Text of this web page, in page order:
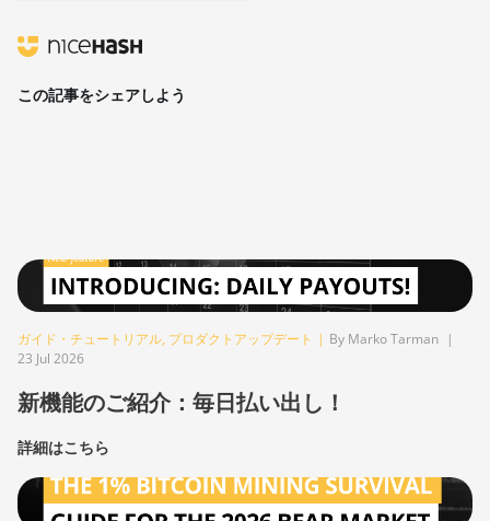
この記事をシェアしよう
ガイド・チュートリアル, プロダクトアップデート | By Marko Tarman |
23 Jul 2026
新機能のご紹介：毎日払い出し！
詳細はこちら